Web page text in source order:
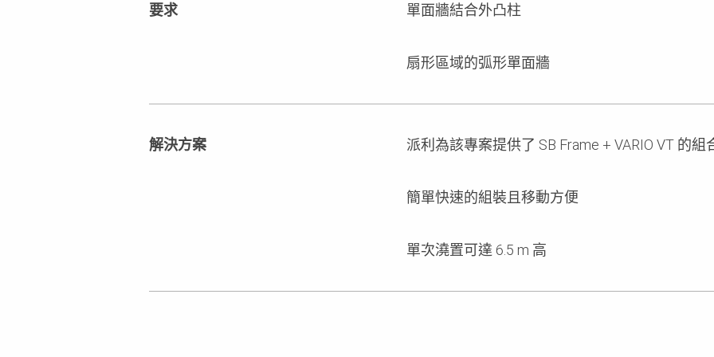
要求 單面牆結合外凸柱
扇形區域的弧形單面牆
解決方案 派利為該專案提供了 SB Frame + VARIO VT 的組
簡單快速的組裝且移動方便
單次澆置可達 6.5 m 高